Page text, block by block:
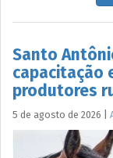
Santo
capacitação
produtores
5 de agosto de 2026